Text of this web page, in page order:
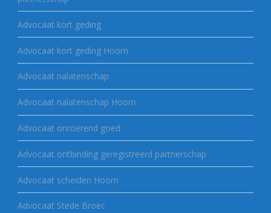
Advocaat kort geding
Advocaat kort geding Hoorn
Advocaat nalatenschap
Advocaat nalatenschap Hoorn
Advocaat onroerend goed
Advocaat ontbinding geregistreerd partnerschap
Advocaat scheiden Hoorn
Advocaat Stede Broec